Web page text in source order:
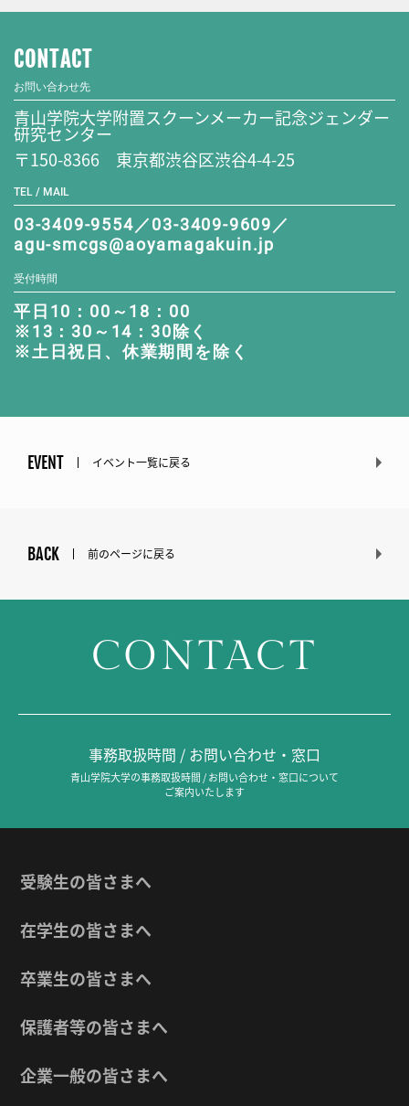
CONTACT
お問い合わせ先
青山学院大学附置スクーンメーカー記念ジェンダー
研究センター
〒150-8366 東京都渋谷区渋谷4-4-25
TEL / MAIL
03-3409-9554／03-3409-9609／
agu-smcgs@aoyamagakuin.jp
受付時間
平日10：00～18：00
※13：30～14：30除く
※土日祝日、休業期間を除く
EVENT イベント一覧に戻る
BACK 前のページに戻る
CONTACT
事務取扱時間 / お問い合わせ・窓口
青山学院大学の事務取扱時間 / お問い合わせ・窓口について
ご案内いたします
受験生の皆さまへ
在学生の皆さまへ
卒業生の皆さまへ
保護者等の皆さまへ
企業一般の皆さまへ